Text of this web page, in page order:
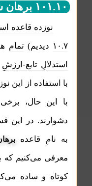
۱۰۱.۱۰ برهان شرطی
نوزده قاعده
۱۰.۷ دیدیم)تمام
استدلالِ تابع-ارزشِ
با استفاده از این
با این حال،
دشوارند. در این
به نامِ قاعده
معرفی می‌کنیم که
کوتاه و ساده